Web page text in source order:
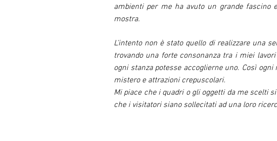
ambienti per me ha avuto un grande fascino
mostra.
L’intento non è stato quello di realizzare una
trovando una forte consonanza tra i miei
ogni stanza potesse accoglierne uno. Così
mistero e attrazioni crepuscolari.
Mi piace che i quadri o gli oggetti da me scelti
che i visitatori siano sollecitati ad una loro